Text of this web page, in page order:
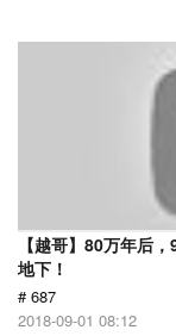
【越哥】80万年后
地下！
# 687
2018-09-01 08:12